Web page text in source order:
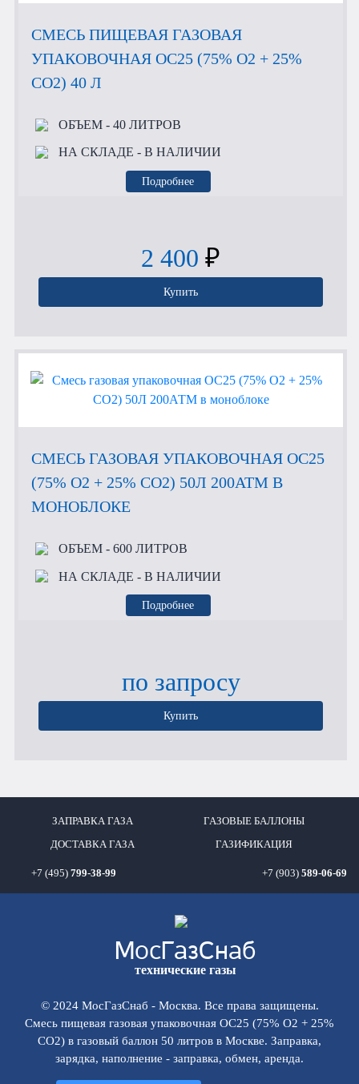
СМЕСЬ ПИЩЕВАЯ ГАЗОВАЯ
УПАКОВОЧНАЯ OC25 (75% O2 + 25%
CO2) 40 Л
ОБЪЕМ- 40 ЛИТРОВ
НА СКЛАДЕ - В НАЛИЧИИ
Подробнее
2 400 ₽
Купить
СМЕСЬ ГАЗОВАЯ УПАКОВОЧНАЯ OC25
(75% O2 + 25% CO2) 50Л 200АТМ В
МОНОБЛОКЕ
ОБЪЕМ- 600 ЛИТРОВ
НА СКЛАДЕ - В НАЛИЧИИ
Подробнее
по запросу
Купить
ЗАПРАВКА ГАЗА ГАЗОВЫЕ БАЛЛОНЫ
ДОСТАВКА ГАЗА ГАЗИФИКАЦИЯ
+7 (495) 799-38-99 +7 (903) 589-06-69
Мос ГазСнаб
технические газы
© 2024 МосГазСнаб - Москва. Все права защищены.
Смесь пищевая газовая упаковочная OC25 (75% O2 + 25%
CO2) в газовый баллон 50 литров в Москве. Заправка,
зарядка, наполнение - заправка, обмен, аренда.